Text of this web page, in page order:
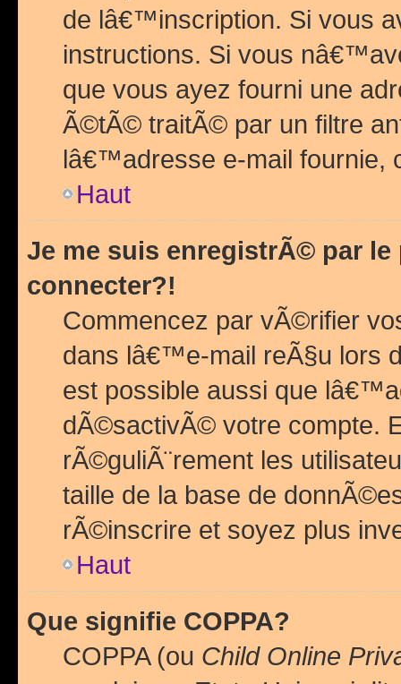
de lâ€™inscription. Si vous
instructions. Si vous
que vous ayez fourni une
Ã©tÃ© traitÃ© par un filtre
lâ€™adresse e-mail fournie,
Haut
Je me suis enregistrÃ© par
connecter?!
Commencez par vÃ©rifier
dans lâ€™e-mail reÃ§u lors
est possible aussi que
dÃ©sactivÃ© votre compte.
rÃ©guliÃ¨rement les
taille de la base de
rÃ©inscrire et soyez plus
Haut
Que signifie COPPA?
COPPA (ou Child Online